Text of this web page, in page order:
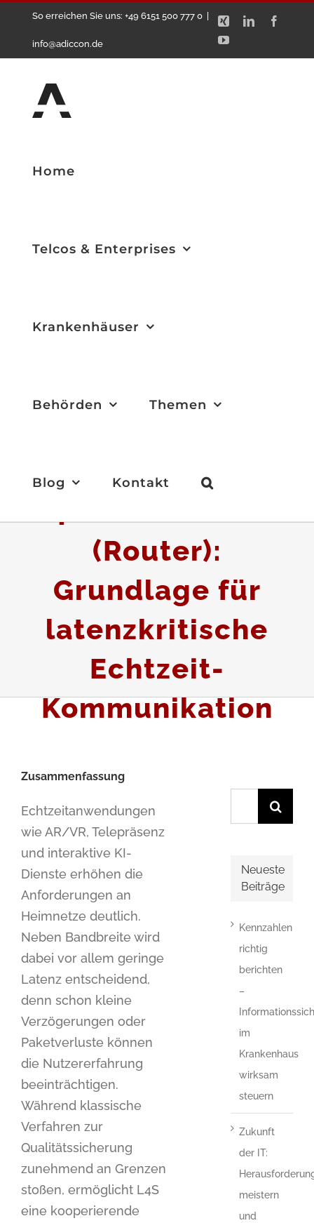
springen
So erreichen Sie uns: +49 6151 500 777 0
info@adiccon.de
Xing LinkedIn
YouTube
Home
Telcos & Enterprises
Krankenhäuser
Behörden Themen
Blog Kontakt
(Router):
Grundlage für
latenzkritische
Echtzeit-
Kommunikation
Zusammenfassung
Echtzeitanwendungen
wie AR/VR, Telepräsenz
und interaktive KI-
Dienste erhöhen die
Anforderungen an
Heimnetze deutlich.
Neben Bandbreite wird
dabei vor allem geringe
Latenz entscheidend,
denn schon kleine
Verzögerungen oder
Paketverluste können
die Nutzererfahrung
beeinträchtigen.
Während klassische
Verfahren zur
Qualitätssicherung
zunehmend an Grenzen
stoßen, ermöglicht L4S
eine kooperierende
Neueste
Beiträge
Kennzahlen
richtig
berichten
–
im
Krankenhaus
wirksam
steuern
Zukunft
der IT:
meistern
und